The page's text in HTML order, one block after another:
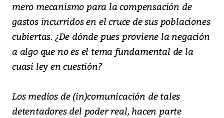
mero mecanismo para la compensación de
gastos incurridos en el cruce de sus poblaciones
cubiertas. ¿De dónde pues proviene la negación
a algo que no es el tema fundamental de la
cuasi ley en cuestión?
Los medios de (in)comunicación de tales
detentadores del poder real, hacen parte